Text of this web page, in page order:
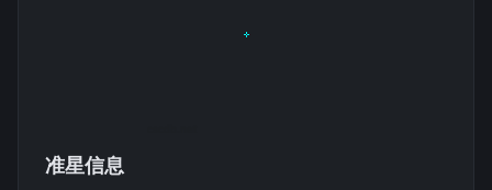
准星信息